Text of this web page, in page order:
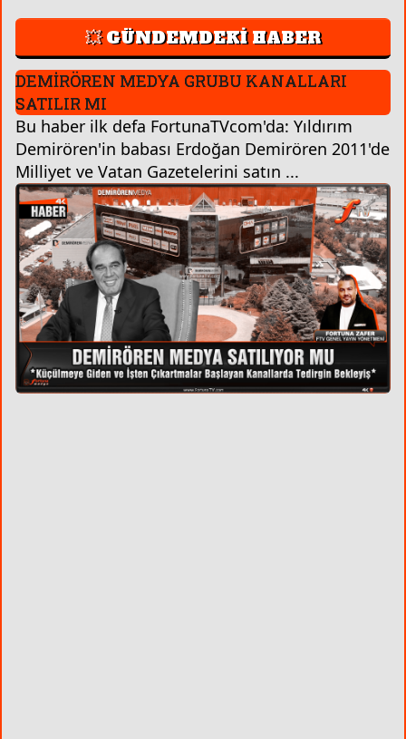
💥 GÜNDEMDEKİ HABER
DEMİRÖREN MEDYA GRUBU KANALLARI
SATILIR MI
Bu haber ilk defa FortunaTVcom'da: Yıldırım
Demirören'in babası Erdoğan Demirören 2011'de
Milliyet ve Vatan Gazetelerini satın ...